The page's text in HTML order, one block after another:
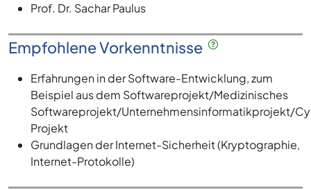
Prof. Dr. Sachar Paulus
Empfohlene Vorkenntnisse
Erfahrungen in der Software-Entwicklung, zum
Beispiel aus dem Softwareprojekt/Medizinisches
Softwareprojekt/Unternehmensinformatikprojekt/
Projekt
Grundlagen der Internet-Sicherheit (Kryptographie,
Internet-Protokolle)